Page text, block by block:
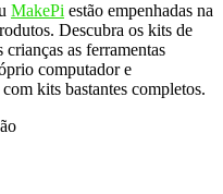
MakePi estão empenhadas na
Descubra os kits de
as ferramentas
computador e
kits bastantes completos.